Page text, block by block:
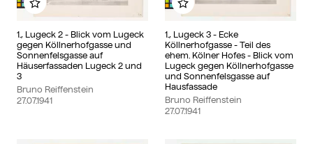
1., Lugeck 2 - Blick vom Lugeck
gegen Köllnerhofgasse und
Sonnenfelsgasse auf
Häuserfassaden Lugeck 2 und
3
Bruno Reiffenstein
27.07.1941
Zu meinem Album hinzufügen
1., Lugeck 3 - Ecke
Köllnerhofgasse - Teil des
ehem. Kölner Hofes - Blick vom
Lugeck gegen Köllnerhofgasse
und Sonnenfelsgasse auf
Hausfassade
Bruno Reiffenstein
27.07.1941
Zu meinem Album